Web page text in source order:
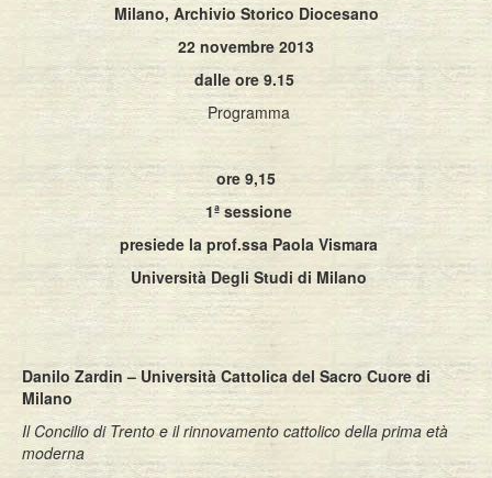
Milano, Archivio Storico Diocesano
22 novembre 2013
dalle ore 9.15
Programma
ore 9,15
1ª sessione
presiede la prof.ssa Paola Vismara
Università Degli Studi di Milano
Danilo Zardin – Università Cattolica del Sacro Cuore di
Milano
Il Concilio di Trento e il rinnovamento cattolico della prima età
moderna